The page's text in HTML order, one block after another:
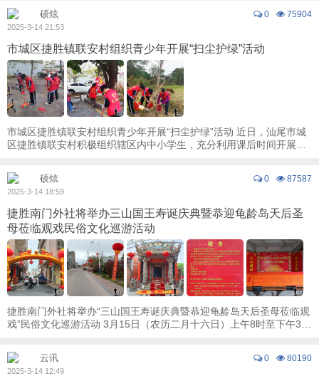
0 75904
硕炫
2025-3-14 21:53
市城区捷胜镇联安村组织青少年开展“扫尘护绿”活动
市城区捷胜镇联安村组织青少年开展“扫尘护绿”活动 近日，汕尾市城
区捷胜镇联安村积极组织辖区内中小学生，充分利用课后时间开展学
0 87587
硕炫
2025-3-14 18:59
捷胜南门外社将举办三山国王寿诞庆典暨恭迎龟龄岛天后圣
母莅临观戏民俗文化巡游活动
捷胜南门外社将举办“三山国王寿诞庆典暨恭迎龟龄岛天后圣母莅临观
戏”民俗文化巡游活动 3月15日（农历二月十六日）上午8时至下午3
0 80190
云讯
2025-3-14 12:49